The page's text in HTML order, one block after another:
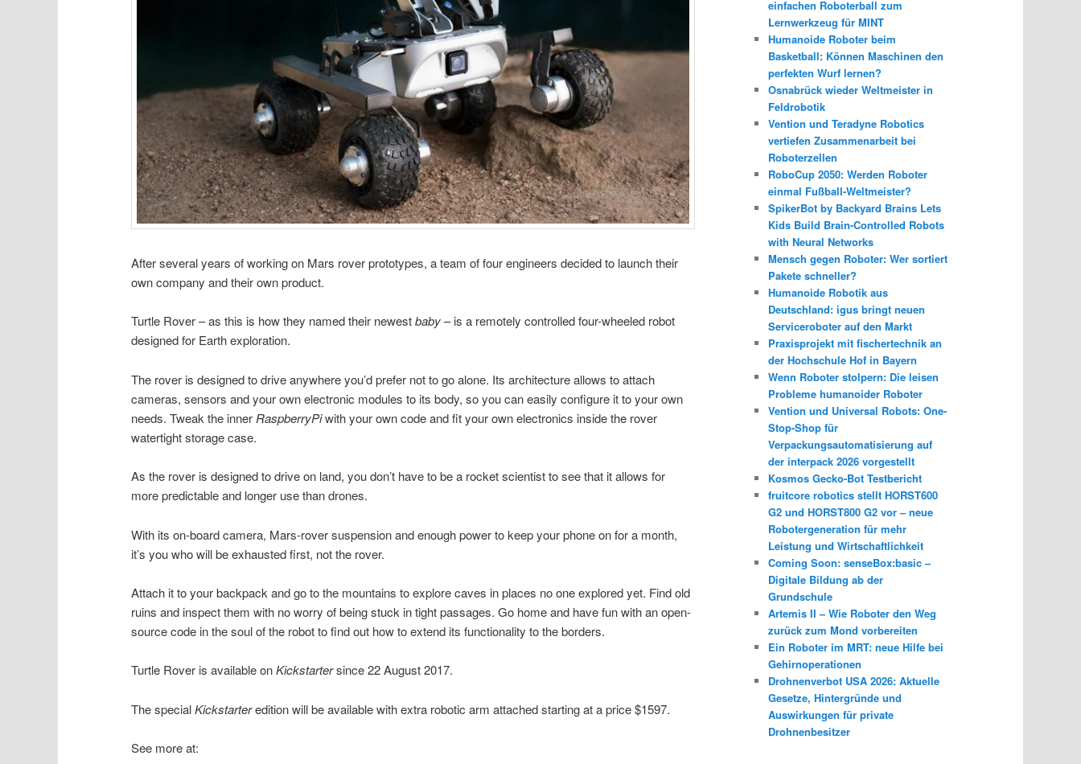
After several years of working on Mars rover prototypes, a team of four engineers decided to launch their
own company and their own product.
Turtle Rover – as this is how they named their newestbaby– is a remotely controlled four-wheeled robot
designed for Earth exploration.
The rover is designed to drive anywhere you’d prefer not to go alone. Its architecture allows to attach
cameras, sensors and your own electronic modules to its body, so you can easily configure it to your own
needs. Tweak the inner RaspberryPiwith your own code and fit your own electronics inside the rover
watertight storage case.
As the rover is designed to drive on land, you don’t have to be a rocket scientist to see that it allows for
more predictable and longer use than drones.
With its on-board camera, Mars-rover suspension and enough power to keep your phone on for a month,
it’s you who will be exhausted first, not the rover.
Attach it to your backpack and go to the mountains to explore caves in places no one explored yet. Find old
ruins and inspect them with no worry of being stuck in tight passages. Go home and have fun with an open-
source code in the soul of the robot to find out how to extend its functionality to the borders.
Turtle Rover is available onKickstartersince 22 August 2017.
The specialKickstarteredition will be available with extra robotic arm attached starting at a price $1597.
See more at:
einfachen Roboterball zum
Lernwerkzeug für MINT
Humanoide Roboter beim
Basketball: Können Maschinen den
perfekten Wurf lernen?
Osnabrück wieder Weltmeister in
Feldrobotik
Vention und Teradyne Robotics
vertiefen Zusammenarbeit bei
Roboterzellen
RoboCup 2050: Werden Roboter
einmal Fußball-Weltmeister?
SpikerBot by Backyard Brains Lets
Kids Build Brain-Controlled Robots
with Neural Networks
Mensch gegen Roboter: Wer sortiert
Pakete schneller?
Humanoide Robotik aus
Deutschland: igus bringt neuen
Serviceroboter auf den Markt
Praxisprojekt mit fischertechnik an
der Hochschule Hof in Bayern
Wenn Roboter stolpern: Die leisen
Probleme humanoider Roboter
Vention und Universal Robots: One-
Stop-Shop für
Verpackungsautomatisierung auf
der interpack 2026 vorgestellt
Kosmos Gecko-Bot Testbericht
fruitcore robotics stellt HORST600
G2 und HORST800 G2 vor – neue
Robotergeneration für mehr
Leistung und Wirtschaftlichkeit
Coming Soon: senseBox:basic –
Digitale Bildung ab der
Grundschule
Artemis II – Wie Roboter den Weg
zurück zum Mond vorbereiten
Ein Roboter im MRT: neue Hilfe bei
Gehirnoperationen
Drohnenverbot USA 2026: Aktuelle
Gesetze, Hintergründe und
Auswirkungen für private
Drohnenbesitzer